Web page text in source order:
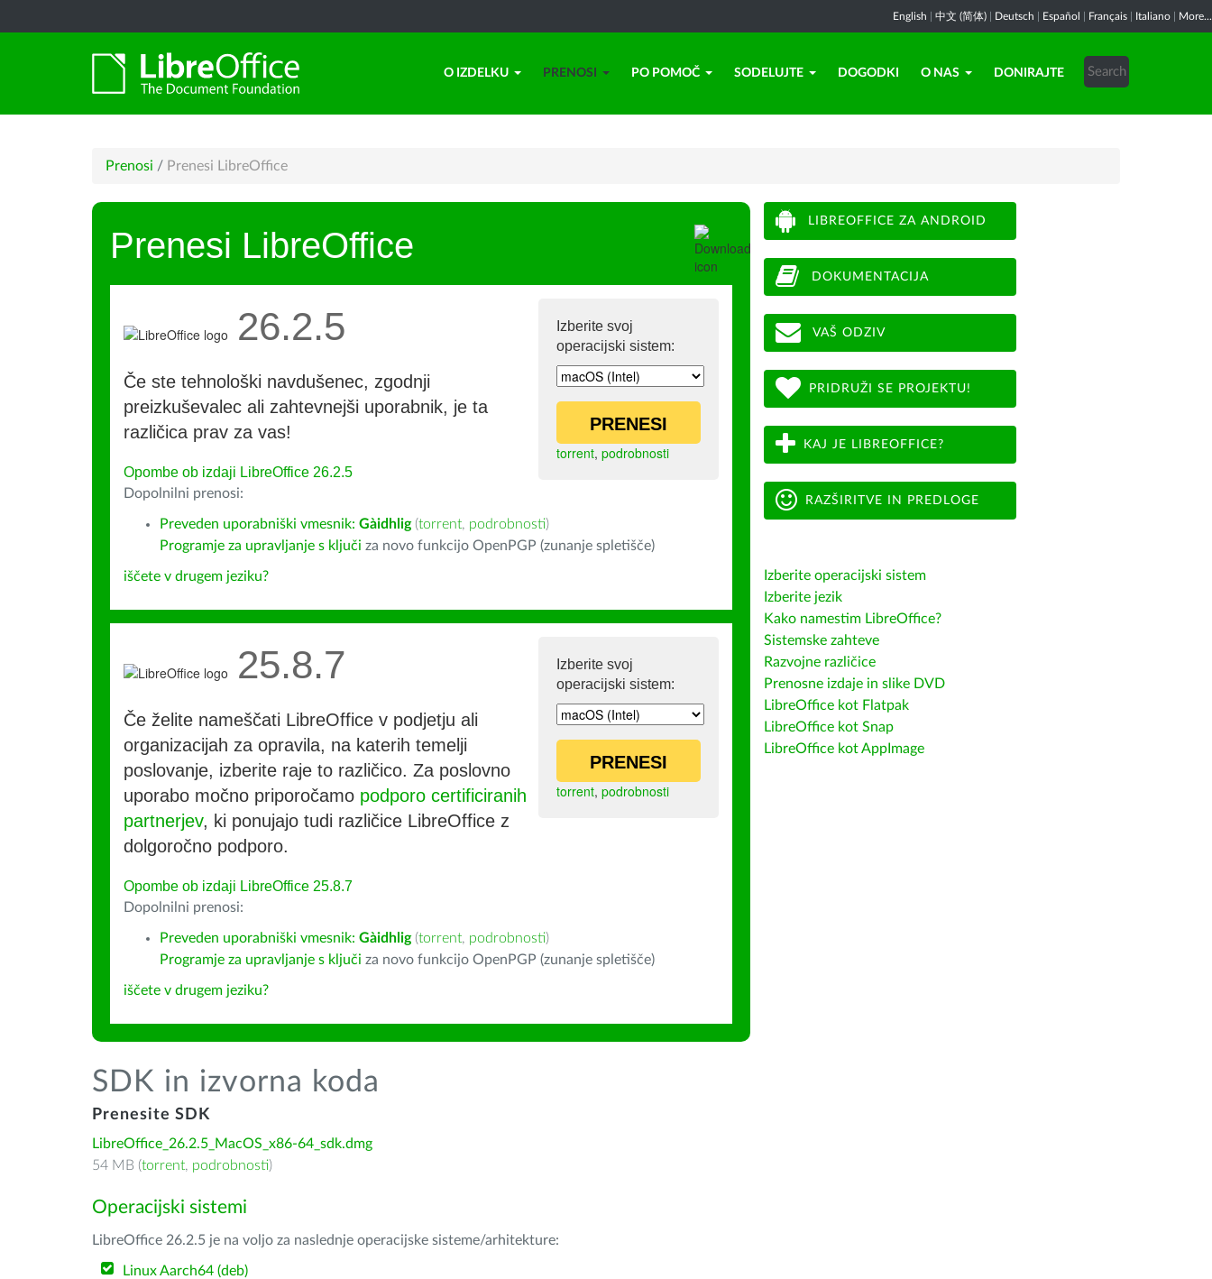
English 中文 (简体) Deutsch Español Français Italiano More...
O IZDELKU PRENOSI PO POMOČ SODELUJTE DOGODKI O NAS DONIRAJTE
Prenosi / Prenesi LibreOffice
Prenesi LibreOffice
Izberite svoj
operacijski sistem:
PRENESI
torrent, podrobnosti
26.2.5
Če ste tehnološki navdušenec, zgodnji
preizkuševalec ali zahtevnejši uporabnik, je ta
različica prav za vas!
Opombe ob izdaji LibreOffice 26.2.5
Dopolnilni prenosi:
Preveden uporabniški vmesnik: Gàidhlig (torrent, podrobnosti)
Programje za upravljanje s ključi za novo funkcijo OpenPGP (zunanje spletišče)
iščete v drugem jeziku?
Izberite svoj
operacijski sistem:
PRENESI
torrent, podrobnosti
25.8.7
Če želite nameščati LibreOffice v podjetju ali
organizacijah za opravila, na katerih temelji
poslovanje, izberite raje to različico. Za poslovno
uporabo močno priporočamo podporo certificiranih
partnerjev, ki ponujajo tudi različice LibreOffice z
dolgoročno podporo.
Opombe ob izdaji LibreOffice 25.8.7
Dopolnilni prenosi:
Preveden uporabniški vmesnik: Gàidhlig (torrent, podrobnosti)
Programje za upravljanje s ključi za novo funkcijo OpenPGP (zunanje spletišče)
iščete v drugem jeziku?
SDK in izvorna koda
Prenesite SDK
LibreOffice_26.2.5_MacOS_x86-64_sdk.dmg
54 MB (torrent, podrobnosti)
Operacijski sistemi
LibreOffice 26.2.5 je na voljo za naslednje operacijske sisteme/arhitekture:
Linux Aarch64 (deb)
LIBREOFFICE ZA ANDROID
DOKUMENTACIJA
VAŠ ODZIV
PRIDRUŽI SE PROJEKTU!
KAJ JE LIBREOFFICE?
RAZŠIRITVE IN PREDLOGE
Izberite operacijski sistem
Izberite jezik
Kako namestim LibreOffice?
Sistemske zahteve
Razvojne različice
Prenosne izdaje in slike DVD
LibreOffice kot Flatpak
LibreOffice kot Snap
LibreOffice kot AppImage